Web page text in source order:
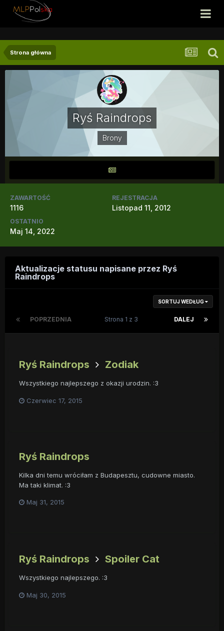
Strona główna
Ryś Raindrops
Brony
ZAWARTOŚĆ
1116
REJESTRACJA
Listopad 11, 2012
OSTATNIO
Maj 14, 2022
Aktualizacje statusu napisane przez Ryś
Raindrops
SORTUJ WEDŁUG
POPRZEDNIA DALEJ
Strona 1 z 3
Ryś Raindrops Zodiak
Wszystkiego najlepszego z okazji urodzin. :3
Czerwiec 17, 2015
Ryś Raindrops
Kilka dni temu wróciłam z Budapesztu, cudowne miasto.
Ma taki klimat. :3
Maj 31, 2015
Ryś Raindrops Spoiler Cat
Wszystkiego najlepszego. :3
Maj 30, 2015